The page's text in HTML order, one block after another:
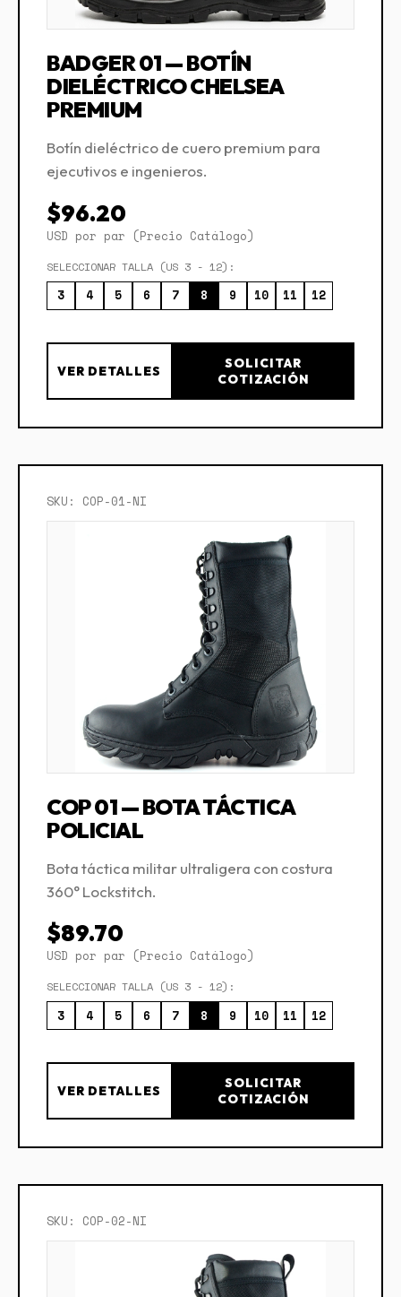
BADGER 01 — BOTÍN
DIELÉCTRICO CHELSEA
PREMIUM
Botín dieléctrico de cuero premium para
ejecutivos e ingenieros.
$96.20
USD por par (Precio Catálogo)
SELECCIONAR TALLA (US 3 - 12):
3 4 5 6 7 8 9 10 11 12
VER DETALLES
SOLICITAR
COTIZACIÓN
SKU: COP-01-NI
COP 01 — BOTA TÁCTICA
POLICIAL
Bota táctica militar ultraligera con costura
360° Lockstitch.
$89.70
USD por par (Precio Catálogo)
SELECCIONAR TALLA (US 3 - 12):
3 4 5 6 7 8 9 10 11 12
VER DETALLES
SOLICITAR
COTIZACIÓN
SKU: COP-02-NI